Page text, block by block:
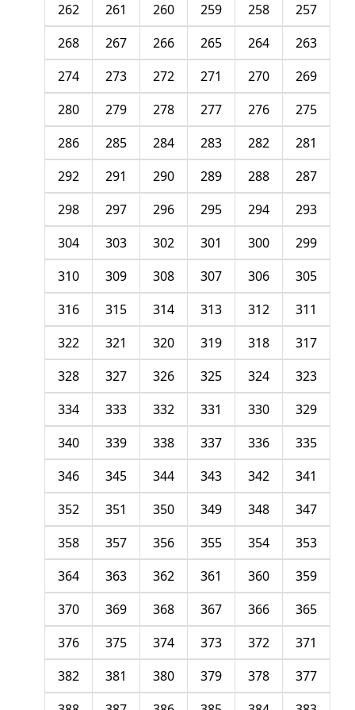
257
258
259
260
261
262
263
264
265
266
267
268
269
270
271
272
273
274
275
276
277
278
279
280
281
282
283
284
285
286
287
288
289
290
291
292
293
294
295
296
297
298
299
300
301
302
303
304
305
306
307
308
309
310
311
312
313
314
315
316
317
318
319
320
321
322
323
324
325
326
327
328
329
330
331
332
333
334
335
336
337
338
339
340
341
342
343
344
345
346
347
348
349
350
351
352
353
354
355
356
357
358
359
360
361
362
363
364
365
366
367
368
369
370
371
372
373
374
375
376
377
378
379
380
381
382